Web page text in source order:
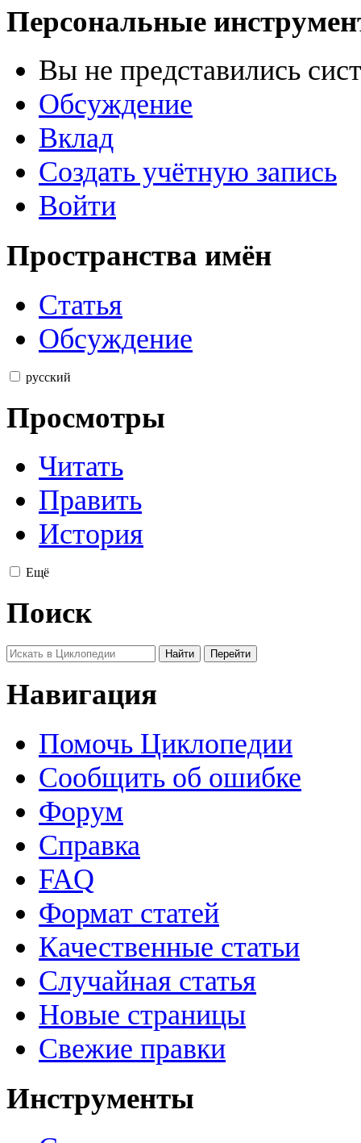
Персональные
Вы не представились
Обсуждение
Вклад
Создать учётную запись
Войти
Пространства имён
Статья
Обсуждение
русский
Просмотры
Читать
Править
История
Ещё
Поиск
Навигация
Помочь Циклопедии
Сообщить об ошибке
Форум
Справка
FAQ
Формат статей
Качественные статьи
Случайная статья
Новые страницы
Свежие правки
Инструменты